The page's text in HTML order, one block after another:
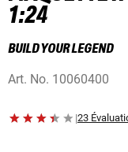
1:24
BUILD YOUR LEGEND
Art. No. 10060400
|23